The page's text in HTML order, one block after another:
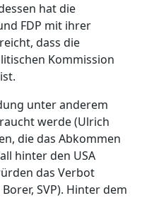
hat die
FDP mit ihrer
dass die
Kommission
unter anderem
werde (Ulrich
die das Abkommen
hinter den USA
das Verbot
SVP). Hinter dem